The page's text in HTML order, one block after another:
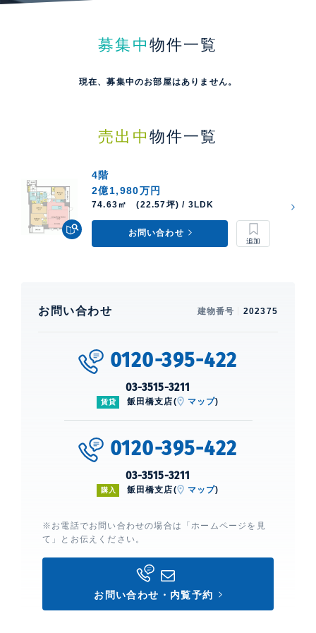
募集中 物件一覧
現在、募集中のお部屋はありません。
売出中 物件一覧
4階
2億1,980万円
74.63㎡ (22.57坪) / 3LDK
お問い合わせ
お問い合わせ 建物番号 202375
0120-395-422
03-3515-3211
賃貸 飯田橋支店( マップ)
0120-395-422
03-3515-3211
購入 飯田橋支店( マップ)
※お電話でお問い合わせの場合は「ホームページを見
て」とお伝えください。
お問い合わせ・内覧予約